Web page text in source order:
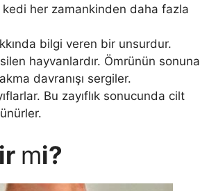
her zamankinden daha fazla
bilgi veren bir unsurdur.
hayvanlardır. Ömrünün sonuna
davranışı sergiler.
Bu zayıflık sonucunda cilt
mi?